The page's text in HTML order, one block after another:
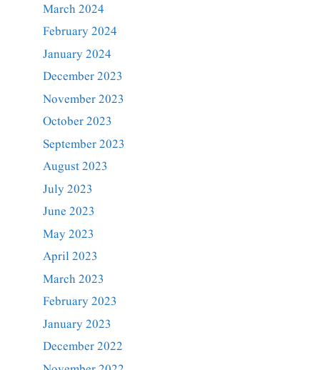
March 2024
February 2024
January 2024
December 2023
November 2023
October 2023
September 2023
August 2023
July 2023
June 2023
May 2023
April 2023
March 2023
February 2023
January 2023
December 2022